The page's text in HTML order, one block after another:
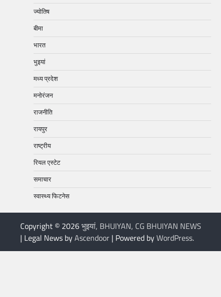
ज्योतिष
बीमा
भारत
भुइयां
मध्य प्रदेश
मनोरंजन
राजनीति
रायपुर
राष्ट्रीय
रियल एस्टेट
समाचार
स्वास्थ्य फिटनेस
Copyright © 2026भुइयां, BHUIYAN, CG BHUIYAN NEWS
| Legal News byAscendoor| Powered byWordPress.